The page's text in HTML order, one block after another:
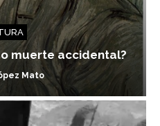
o muerte accidental?
Mato